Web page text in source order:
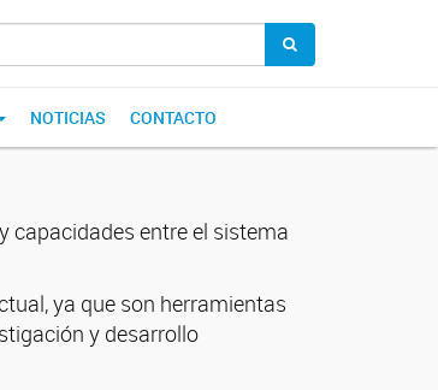
NOTICIAS CONTACTO
capacidades entre el sistema
ya que son herramientas
y desarrollo